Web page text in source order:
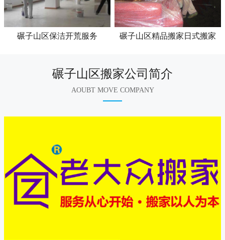
碾子山区保洁开荒服务 碾子山区精品搬家日式搬家
碾子山区搬家公司简介
AOUBT MOVE COMPANY